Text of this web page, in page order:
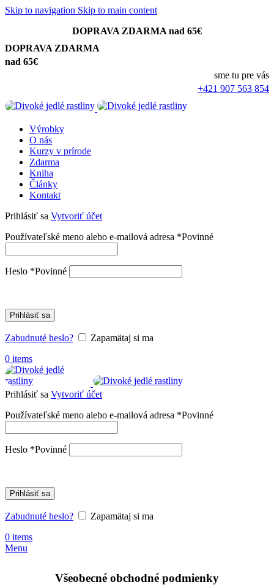
Skip to navigation Skip to main content
DOPRAVA ZDARMA nad 65€
DOPRAVA ZDARMA
nad 65€
sme tu pre vás
+421 907 563 854
Výrobky
O nás
Kurzy v prírode
Zdarma
Kniha
Články
Kontakt
Prihlásiť sa Vytvoriť účet
Používateľské meno alebo e-mailová adresa *Povinné
Heslo *Povinné
Prihlásiť sa
Zabudnuté heslo?
Zapamätaj si ma
0 items
Prihlásiť sa Vytvoriť účet
Používateľské meno alebo e-mailová adresa *Povinné
Heslo *Povinné
Prihlásiť sa
Zabudnuté heslo?
Zapamätaj si ma
0 items
Menu
Všeobecné obchodné podmienky